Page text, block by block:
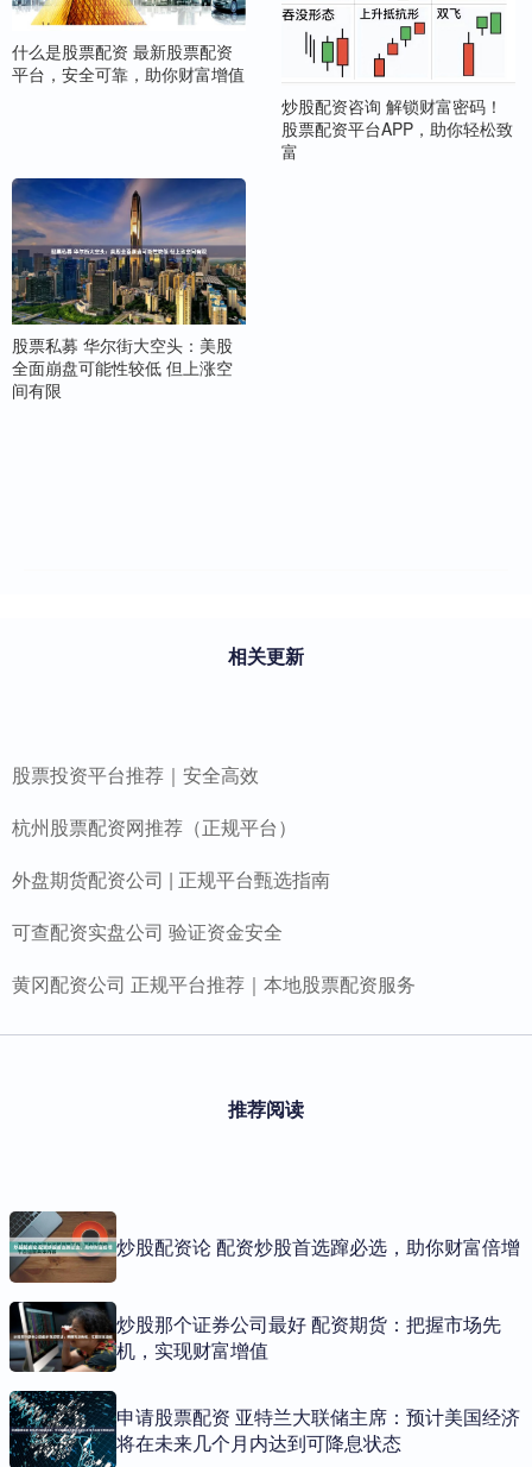
什么是股票配资 最新股票配资
平台，安全可靠，助你财富增值
炒股配资咨询 解锁财富密码！
股票配资平台APP，助你轻松致
富
股票私募 华尔街大空头：美股
全面崩盘可能性较低 但上涨空
间有限
相关更新
股票投资平台推荐｜安全高效
杭州股票配资网推荐（正规平台）
外盘期货配资公司 | 正规平台甄选指南
可查配资实盘公司 验证资金安全
黄冈配资公司 正规平台推荐｜本地股票配资服务
推荐阅读
炒股配资论 配资炒股首选蹿必选，助你财富倍增
炒股那个证券公司最好 配资期货：把握市场先
机，实现财富增值
申请股票配资 亚特兰大联储主席：预计美国经济
将在未来几个月内达到可降息状态